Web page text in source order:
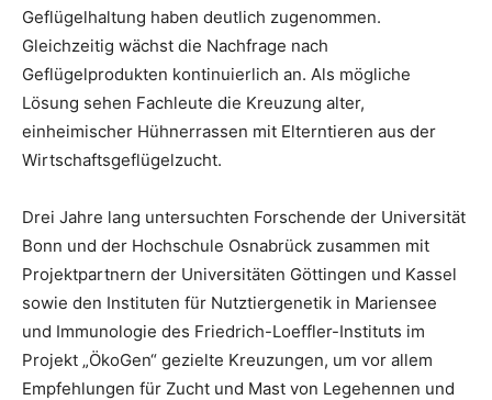
Geflügelhaltung haben deutlich zugenommen.
Gleichzeitig wächst die Nachfrage nach
Geflügelprodukten kontinuierlich an. Als mögliche
Lösung sehen Fachleute die Kreuzung alter,
einheimischer Hühnerrassen mit Elterntieren aus der
Wirtschaftsgeflügelzucht.
Drei Jahre lang untersuchten Forschende der Universität
Bonn und der Hochschule Osnabrück zusammen mit
Projektpartnern der Universitäten Göttingen und Kassel
sowie den Instituten für Nutztiergenetik in Mariensee
und Immunologie des Friedrich-Loeffler-Instituts im
Projekt „ÖkoGen“ gezielte Kreuzungen, um vor allem
Empfehlungen für Zucht und Mast von Legehennen und